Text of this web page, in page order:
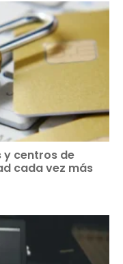
y centros de
cada vez más